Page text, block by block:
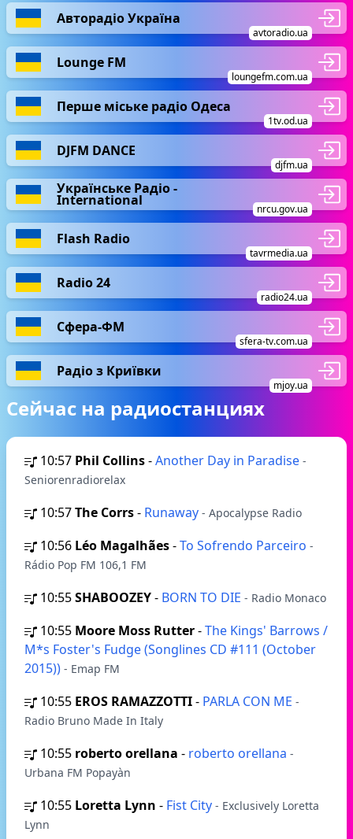
Авторадіо Україна
avtoradio.ua
Lounge FM
loungefm.com.ua
Перше міське радіо Одеса
1tv.od.ua
DJFM DANCE
djfm.ua
Українське Радіо -
International
nrcu.gov.ua
Flash Radio
tavrmedia.ua
Radio 24
radio24.ua
Сфера-ФМ
sfera-tv.com.ua
Радіо з Криївки
mjoy.ua
Сейчас на радиостанциях
10:57 Phil Collins-Another Day in Paradise -
Seniorenradiorelax
10:57The Corrs- Runaway - Apocalypse Radio
10:56 Léo Magalhães-To Sofrendo Parceiro -
Rádio Pop FM 106,1 FM
10:55SHABOOZEY- BORN TO DIE - Radio Monaco
10:55 Moore Moss Rutter-The Kings' Barrows /
M*s Foster's Fudge (Songlines CD #111 (October
2015)) - Emap FM
10:55 EROS RAMAZZOTTI- PARLA CON ME -
Radio Bruno Made In Italy
10:55 roberto orellana - roberto orellana -
Urbana FM Popayàn
10:55 Loretta Lynn - Fist City - Exclusively Loretta
Lynn